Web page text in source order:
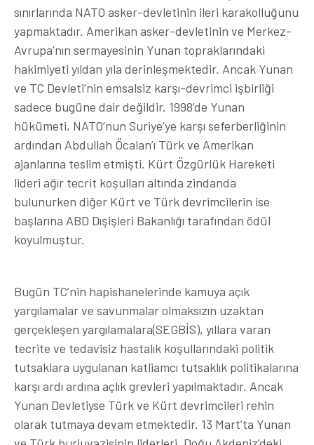
sınırlarında NATO asker-devletinin ileri karakolluğunu
yapmaktadır. Amerikan asker-devletinin ve Merkez-
Avrupa’nın sermayesinin Yunan topraklarındaki
hakimiyeti yıldan yıla derinleşmektedir. Ancak Yunan
ve TC Devleti’nin emsalsiz karşı-devrimci işbirliği
sadece bugüne dair değildir. 1998’de Yunan
hükümeti, NATO’nun Suriye’ye karşı seferberliğinin
ardından Abdullah Öcalan’ı Türk ve Amerikan
ajanlarına teslim etmişti. Kürt Özgürlük Hareketi
lideri ağır tecrit koşulları altında zindanda
bulunurken diğer Kürt ve Türk devrimcilerin ise
başlarına ABD Dışişleri Bakanlığı tarafından ödül
koyulmuştur.
Bugün TC’nin hapishanelerinde kamuya açık
yargılamalar ve savunmalar olmaksızın uzaktan
gerçekleşen yargılamalara(SEGBİS), yıllara varan
tecrite ve tedavisiz hastalık koşullarındaki politik
tutsaklara uygulanan katliamcı tutsaklık politikalarına
karşı ardı ardına açlık grevleri yapılmaktadır. Ancak
Yunan Devletiyse Türk ve Kürt devrimcileri rehin
olarak tutmaya devam etmektedir. 13 Mart’ta Yunan